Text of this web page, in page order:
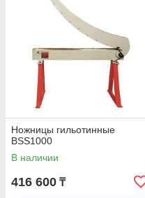
Ножницы гильотинные
BSS1000
В наличии
416 600 ₸